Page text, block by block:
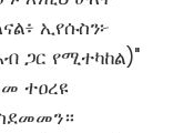
ኢየሱስን፦
ጋር የሚተካከል)"
ተዐረዩ